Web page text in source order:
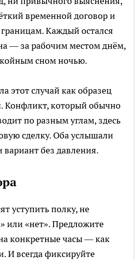
временной договор и
Каждый остался
— за рабочим местом днём,
сном ночью.
этот случай как образец
Конфликт, который обычно
по разным углам, здесь
сделку. Оба услышали
вариант без давления.
уступить полку, не
или «нет». Предложите
конкретные часы — как
И всегда фиксируйте